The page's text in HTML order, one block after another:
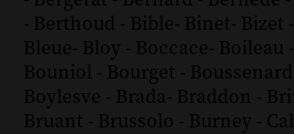
- Berthoud - Bible- Binet- Bizet -
Bleue- Bloy - Boccace- Boileau -
Bouniol - Bourget - Boussenard
Boylesve - Brada- Braddon -
Bruant - Brussolo - Burney -